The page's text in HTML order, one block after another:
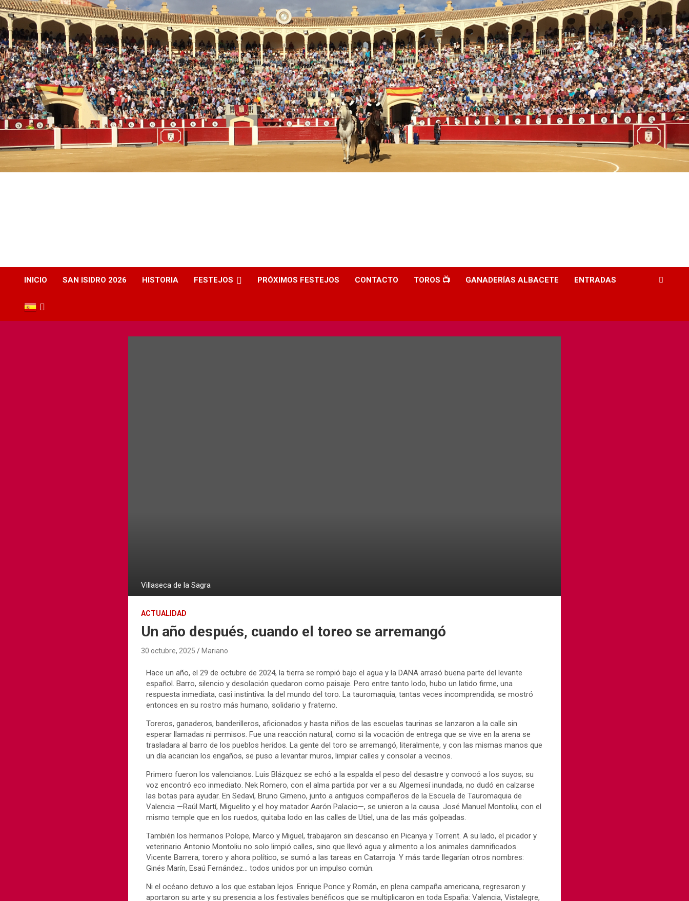
INICIO SAN ISIDRO 2026 HISTORIA FESTEJOS PRÓXIMOS FESTEJOS CONTACTO TOROS 📺 GANADERÍAS ALBACETE ENTRADAS
Villaseca de la Sagra
ACTUALIDAD
Un año después, cuando el toreo se arremangó
30 octubre, 2025 Mariano
Hace un año, el 29 de octubre de 2024, la tierra se rompió bajo el agua y la DANA arrasó buena parte del levante
español. Barro, silencio y desolación quedaron como paisaje. Pero entre tanto lodo, hubo un latido firme, una
respuesta inmediata, casi instintiva: la del mundo del toro. La tauromaquia, tantas veces incomprendida, se mostró
entonces en su rostro más humano, solidario y fraterno.
Toreros, ganaderos, banderilleros, aficionados y hasta niños de las escuelas taurinas se lanzaron a la calle sin
esperar llamadas ni permisos. Fue una reacción natural, como si la vocación de entrega que se vive en la arena se
trasladara al barro de los pueblos heridos. La gente del toro se arremangó, literalmente, y con las mismas manos que
un día acarician los engaños, se puso a levantar muros, limpiar calles y consolar a vecinos.
Primero fueron los valencianos. Luis Blázquez se echó a la espalda el peso del desastre y convocó a los suyos; su
voz encontró eco inmediato. Nek Romero, con el alma partida por ver a su Algemesí inundada, no dudó en calzarse
las botas para ayudar. En Sedaví, Bruno Gimeno, junto a antiguos compañeros de la Escuela de Tauromaquia de
Valencia —Raúl Martí, Miguelito y el hoy matador Aarón Palacio—, se unieron a la causa. José Manuel Montoliu, con el
mismo temple que en los ruedos, quitaba lodo en las calles de Utiel, una de las más golpeadas.
También los hermanos Polope, Marco y Miguel, trabajaron sin descanso en Picanya y Torrent. A su lado, el picador y
veterinario Antonio Montoliu no solo limpió calles, sino que llevó agua y alimento a los animales damnificados.
Vicente Barrera, torero y ahora político, se sumó a las tareas en Catarroja. Y más tarde llegarían otros nombres:
Ginés Marín, Esaú Fernández… todos unidos por un impulso común.
Ni el océano detuvo a los que estaban lejos. Enrique Ponce y Román, en plena campaña americana, regresaron y
aportaron su arte y su presencia a los festivales benéficos que se multiplicaron en toda España: Valencia, Vistalegre,